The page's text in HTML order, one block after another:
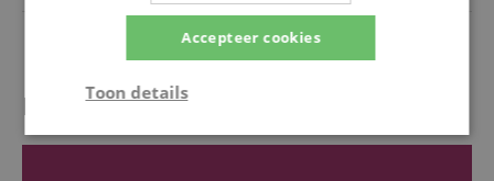
Ja, ohne Phantomspeisung
Recensies van klanten
Accepteer cookies
Toon details
Strikt
Prestatie Gericht op